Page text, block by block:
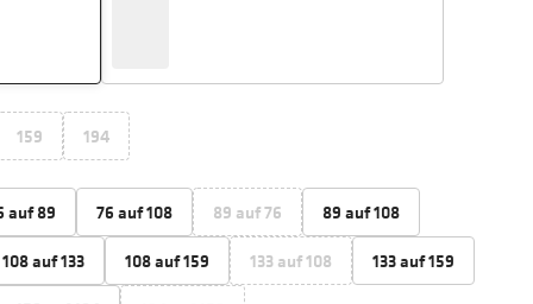
159 194
auf 89 76 auf 108 89 auf 76
89 auf 108
108 auf 133 108 auf 159 133 auf 108
133 auf 159